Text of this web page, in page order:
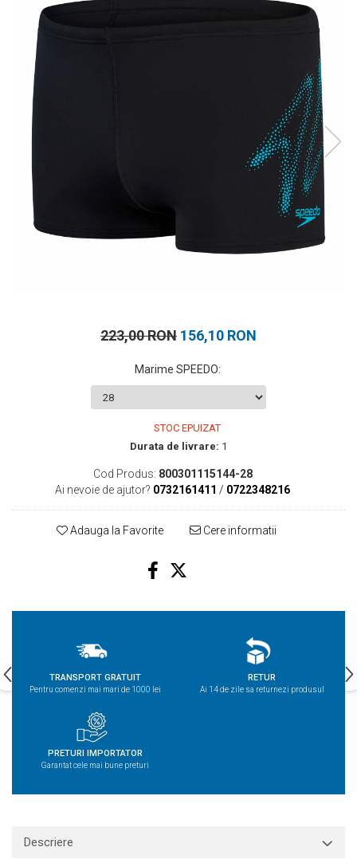
Accesorii inot
Genti si rucsacuri
Tricouri, pantaloni, bluze
Costume profesionale inot
223,00 RON 156,10 RON
Marime SPEEDO:
STOC EPUIZAT
Durata de livrare: 1
Cod Produs: 800301115144-28
Ai nevoie de ajutor? 0732161411 / 0722348216
Adauga la Favorite Cere informatii
TRANSPORT GRATUIT
Pentru comenzi mai mari de 1000 lei
RETUR
Ai 14 de zile sa returnezi produsul
PRETURI IMPORTATOR
Garantat cele mai bune preturi
Descriere